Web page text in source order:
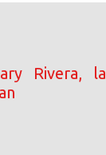
Rivera, la